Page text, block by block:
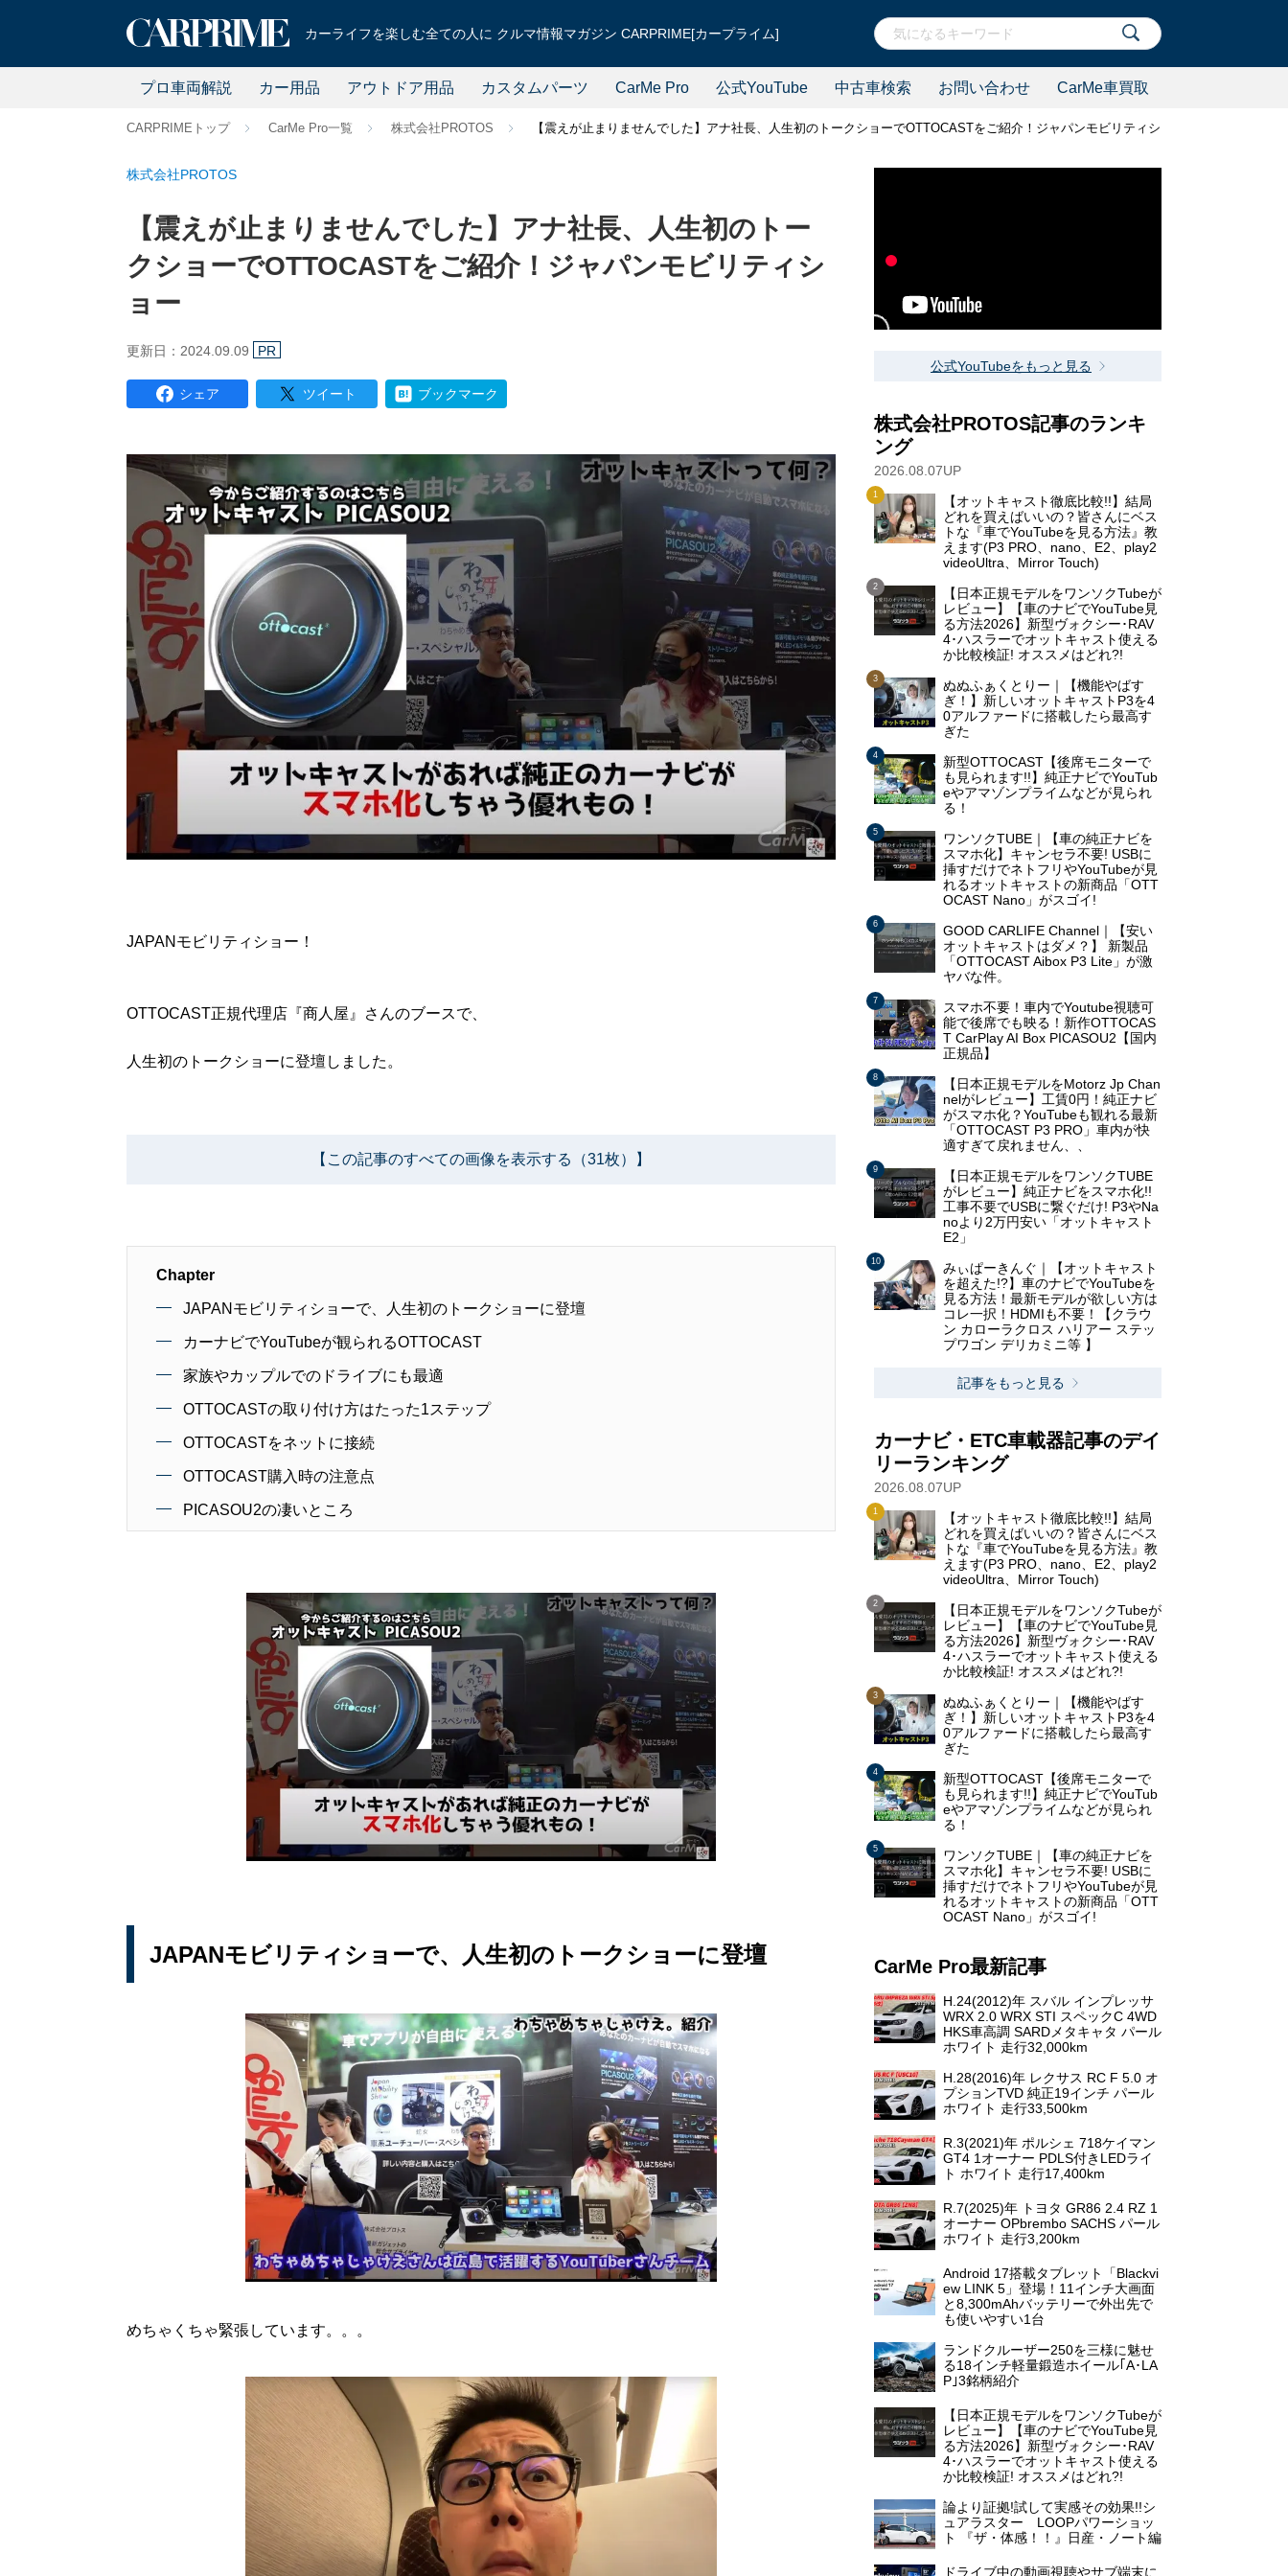
カーライフを楽しむ全ての人に クルマ情報マガジン CARPRIME[カープライム]
プロ車両解説 カー用品 アウトドア用品 カスタムパーツ CarMe Pro 公式YouTube 中古車検索 お問い合わせ CarMe車買取
CARPRIMEトップ CarMe Pro一覧 株式会社PROTOS 【震えが止まりませんでした】アナ社長、人生初のトークショーでOTTOCASTをご紹介！ジャパンモビリティショー
株式会社PROTOS
【震えが止まりませんでした】アナ社長、人生初のトー
クショーでOTTOCASTをご紹介！ジャパンモビリティシ
ョー
更新日：2024.09.09 PR
シェア ツイート ブックマーク
JAPANモビリティショー！
OTTOCAST正規代理店『商人屋』さんのブースで、
人生初のトークショーに登壇しました。
【この記事のすべての画像を表示する（31枚）】
Chapter
JAPANモビリティショーで、人生初のトークショーに登壇
カーナビでYouTubeが観られるOTTOCAST
家族やカップルでのドライブにも最適
OTTOCASTの取り付け方はたった1ステップ
OTTOCASTをネットに接続
OTTOCAST購入時の注意点
PICASOU2の凄いところ
JAPANモビリティショーで、人生初のトークショーに登壇
めちゃくちゃ緊張しています。。。
公式YouTubeをもっと見る
株式会社PROTOS記事のランキ
ング
2026.08.07UP
【オットキャスト徹底比較!!】結局
どれを買えばいいの？皆さんにベス
トな『車でYouTubeを見る方法』教
えます(P3 PRO、nano、E2、play2
videoUltra、Mirror Touch)
【日本正規モデルをワンソクTubeが
レビュー】【車のナビでYouTube見
る方法2026】新型ヴォクシー･RAV
4･ハスラーでオットキャスト使える
か比較検証! オススメはどれ?!
ぬぬふぁくとりー｜【機能やばす
ぎ！】新しいオットキャストP3を4
0アルファードに搭載したら最高す
ぎた
新型OTTOCAST【後席モニターで
も見られます!!】純正ナビでYouTub
eやアマゾンプライムなどが見られ
る！
ワンソクTUBE｜【車の純正ナビを
スマホ化】キャンセラ不要! USBに
挿すだけでネトフリやYouTubeが見
れるオットキャストの新商品「OTT
OCAST Nano」がスゴイ!
GOOD CARLIFE Channel｜【安い
オットキャストはダメ？】 新製品
「OTTOCAST Aibox P3 Lite」が激
ヤバな件。
スマホ不要！車内でYoutube視聴可
能で後席でも映る！新作OTTOCAS
T CarPlay AI Box PICASOU2【国内
正規品】
【日本正規モデルをMotorz Jp Chan
nelがレビュー】工賃0円！純正ナビ
がスマホ化？YouTubeも観れる最新
「OTTOCAST P3 PRO」車内が快
適すぎて戻れません、、
【日本正規モデルをワンソクTUBE
がレビュー】純正ナビをスマホ化!!
工事不要でUSBに繋ぐだけ! P3やNa
noより2万円安い「オットキャスト
E2」
みぃぱーきんぐ｜【オットキャスト
を超えた!?】車のナビでYouTubeを
見る方法！最新モデルが欲しい方は
コレ一択！HDMIも不要！【クラウ
ン カローラクロス ハリアー ステッ
プワゴン デリカミニ等 】
記事をもっと見る
カーナビ・ETC車載器記事のデイ
リーランキング
2026.08.07UP
【オットキャスト徹底比較!!】結局
どれを買えばいいの？皆さんにベス
トな『車でYouTubeを見る方法』教
えます(P3 PRO、nano、E2、play2
videoUltra、Mirror Touch)
【日本正規モデルをワンソクTubeが
レビュー】【車のナビでYouTube見
る方法2026】新型ヴォクシー･RAV
4･ハスラーでオットキャスト使える
か比較検証! オススメはどれ?!
ぬぬふぁくとりー｜【機能やばす
ぎ！】新しいオットキャストP3を4
0アルファードに搭載したら最高す
ぎた
新型OTTOCAST【後席モニターで
も見られます!!】純正ナビでYouTub
eやアマゾンプライムなどが見られ
る！
ワンソクTUBE｜【車の純正ナビを
スマホ化】キャンセラ不要! USBに
挿すだけでネトフリやYouTubeが見
れるオットキャストの新商品「OTT
OCAST Nano」がスゴイ!
CarMe Pro最新記事
H.24(2012)年 スバル インプレッサ
WRX 2.0 WRX STI スペックC 4WD
HKS車高調 SARDメタキャタ パール
ホワイト 走行32,000km
H.28(2016)年 レクサス RC F 5.0 オ
プションTVD 純正19インチ パール
ホワイト 走行33,500km
R.3(2021)年 ポルシェ 718ケイマン
GT4 1オーナー PDLS付きLEDライ
ト ホワイト 走行17,400km
R.7(2025)年 トヨタ GR86 2.4 RZ 1
オーナー OPbrembo SACHS パール
ホワイト 走行3,200km
Android 17搭載タブレット「Blackvi
ew LINK 5」登場！11インチ大画面
と8,300mAhバッテリーで外出先で
も使いやすい1台
ランドクルーザー250を三様に魅せ
る18インチ軽量鍛造ホイール｢A･LA
P｣3銘柄紹介
【日本正規モデルをワンソクTubeが
レビュー】【車のナビでYouTube見
る方法2026】新型ヴォクシー･RAV
4･ハスラーでオットキャスト使える
か比較検証! オススメはどれ?!
論より証拠!試して実感その効果!!シ
ュアラスター LOOPパワーショッ
ト 『ザ・体感！！』日産・ノート編
ドライブ中の動画視聴やサブ端末に